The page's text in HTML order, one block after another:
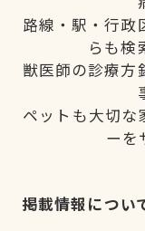
路線・駅・行政
らも検
獣医師の診療方
ペットも大切な
ーを
掲載情報につい